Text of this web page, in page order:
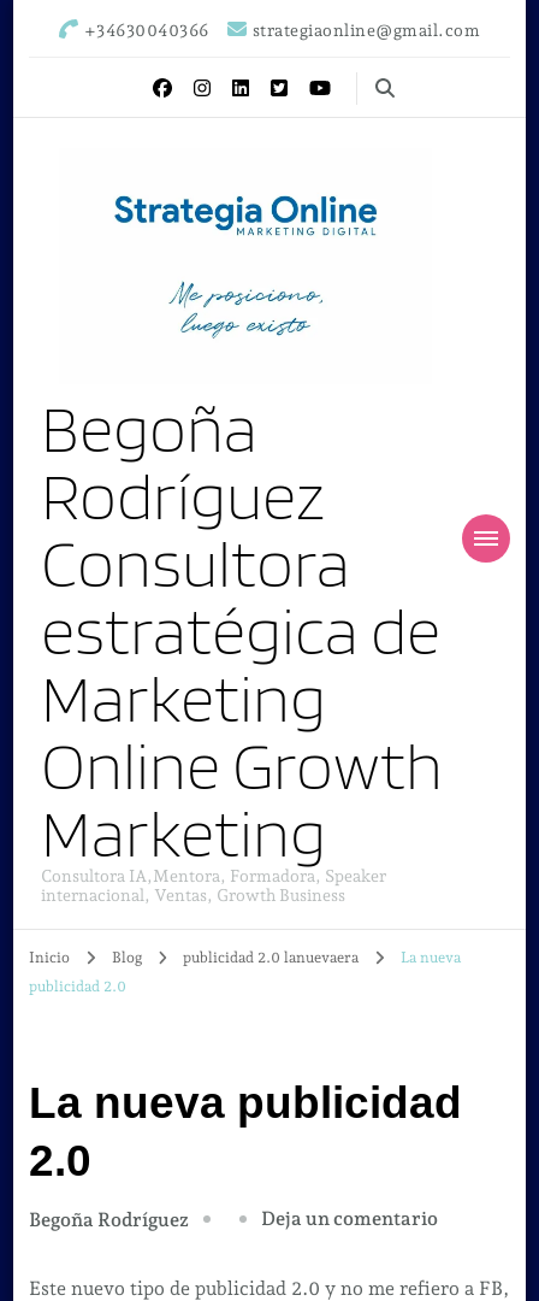
+34630040366 strategiaonline@gmail.com
Begoña
Rodríguez
Consultora
estratégica de
Marketing
Online Growth
Marketing
Consultora IA,Mentora, Formadora, Speaker
internacional, Ventas, Growth Business
Inicio Blog publicidad 2.0 lanuevaera
La nueva
publicidad 2.0
La nueva publicidad
2.0
Begoña Rodríguez Deja un comentarioen
nueva
Este nuevo tipo de publicidad 2.0 y no me refiero a FB,